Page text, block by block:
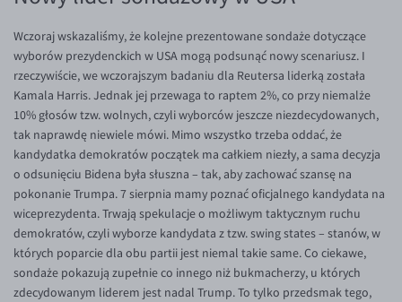
EUR/CHF
EUR/CZK
EUR/DKK
EUR/NOK
EUR/SEK
EUR/AUD
EUR/BGN
EUR/CAD
EUR/CNY
Wczoraj wskazaliśmy, że kolejne prezentowane sondaże dotyczące
wyborów prezydenckich w USA mogą podsunąć nowy scenariusz. I
rzeczywiście, we wczorajszym badaniu dla Reutersa liderką została
Kamala Harris. Jednak jej przewaga to raptem 2%, co przy niemalże
10% głosów tzw. wolnych, czyli wyborców jeszcze niezdecydowanych,
tak naprawdę niewiele mówi. Mimo wszystko trzeba oddać, że
kandydatka demokratów początek ma całkiem niezły, a sama decyzja
o odsunięciu Bidena była słuszna – tak, aby zachować szansę na
pokonanie Trumpa. 7 sierpnia mamy poznać oficjalnego kandydata na
wiceprezydenta. Trwają spekulacje o możliwym taktycznym ruchu
demokratów, czyli wyborze kandydata z tzw. swing states – stanów, w
których poparcie dla obu partii jest niemal takie same. Co ciekawe,
sondaże pokazują zupełnie co innego niż bukmacherzy, u których
zdecydowanym liderem jest nadal Trump. To tylko przedsmak tego,